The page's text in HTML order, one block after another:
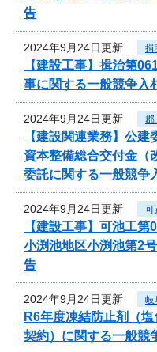
告
2024年9月24日更新 揖
【建設工事】揖治第
事に関する一般競争入
2024年9月24日更新 郡
【建設関連業務】公
資本整備総合交付金
委託に関する一般競争
2024年9月24日更新 可
【建設工事】可池工
小渕池地区小渕池第2
告
2024年9月24日更新 岐
R6年度凍結防止剤（
契約）に関する一般競